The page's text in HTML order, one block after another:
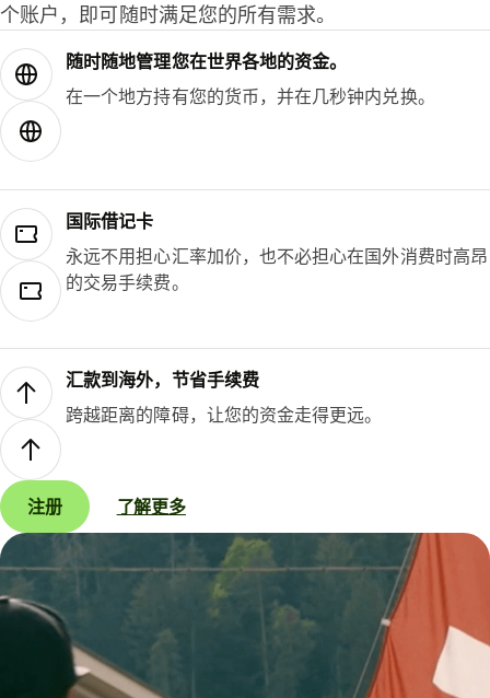
个账户，即可随时满足您的所有需求。
随时随地管理您在世界各地的资金。
在一个地方持有您的货币，并在几秒钟内兑换。
国际借记卡
永远不用担心汇率加价，也不必担心在国外消费时高昂
的交易手续费。
汇款到海外，节省手续费
跨越距离的障碍，让您的资金走得更远。
注册 了解更多